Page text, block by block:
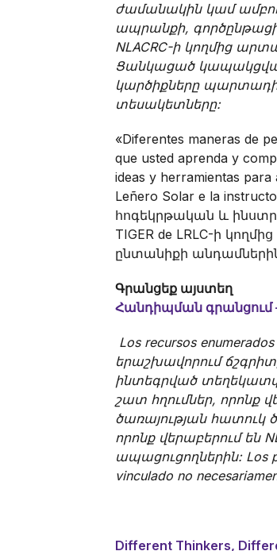
ժամանակին կամ
ապրանքի,
NLACRC-ի կողմից
Ցանկացած
կարծիքները
տեսակետները:
«Diferentes maneras de
que usted aprenda y
ideas y herramientas
Leñero Solar e la
հոգեկրթական և
TIGER de LRLC-ի
ընտանիքի
Գրանցեք այստեղ
Հանդիպման գրանցում
Los recursos
երաշխավորում
ինտեգրված
շատ հղումներ, որոնք
ծառայության հատուկ
որոնք վերաբերում են
ապացուցողներին: Los
vinculado no
Different Thinkers,